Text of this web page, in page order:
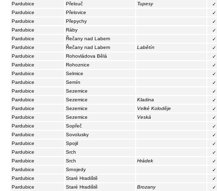
Pardubice
Přelouč Tupesy
✓
Pardubice
Přelovice
✓
Pardubice
Přepychy
✓
Pardubice
Ráby
✓
Pardubice
Řečany nad Labem
✓
Pardubice
Řečany nad Labem Labětín
✓
Pardubice
Rohovládova Bělá
✓
Pardubice
Rohoznice
✓
Pardubice
Selmice
✓
Pardubice
Semín
✓
Pardubice
Sezemice
✓
Pardubice
Sezemice Kladina
✓
Pardubice
Sezemice Velké Koloděje
✓
Pardubice
Sezemice Veská
✓
Pardubice
Sopřeč
✓
Pardubice
Sovolusky
✓
Pardubice
Spojil
✓
Pardubice
Srch
✓
Pardubice
Srch Hrádek
✓
Pardubice
Srnojedy
✓
Pardubice
Staré Hradiště
✓
Pardubice
Staré Hradiště Brozany
✓